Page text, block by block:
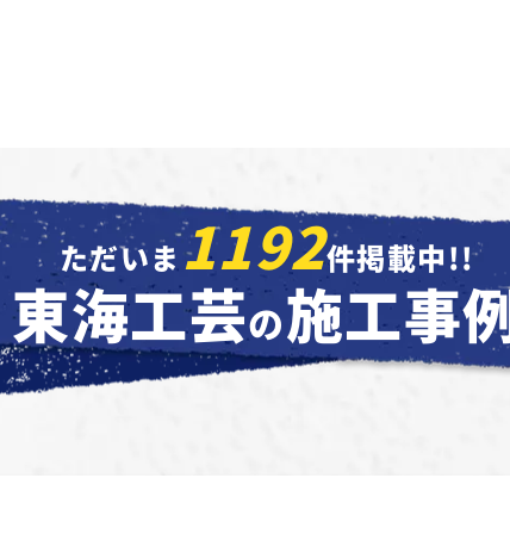
ただいま1192件掲載中!!
東海工芸の施工事例